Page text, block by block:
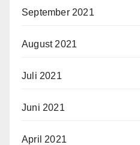
September 2021
August 2021
Juli 2021
Juni 2021
April 2021